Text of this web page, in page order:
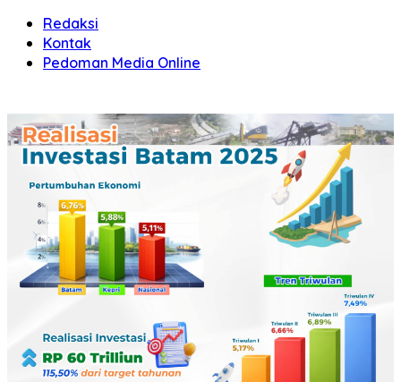
Redaksi
Kontak
Pedoman Media Online